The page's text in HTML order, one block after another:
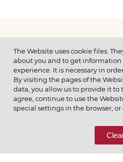
МЕНЮ
© 2026 ОАО
ПОЗВОНИТЕ НАМ
8 (800) 333-65-66
The Website uses cookie files.
about you and to get information
experience. It is necessary in
By visiting the pages of the
data, you allow us to provide it to
agree, continue to use the
special settings in the browser,